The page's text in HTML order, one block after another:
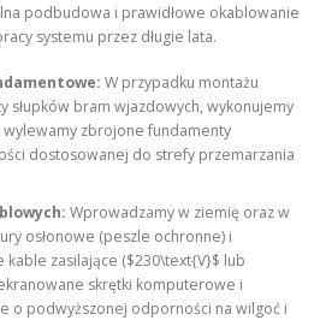
podbudowa i prawidłowe okablowanie
systemu przez długie lata.
W przypadku montażu
słupków bram wjazdowych, wykonujemy
zbrojone fundamenty
dostosowanej do strefy przemarzania
Wprowadzamy w ziemię oraz w
osłonowe (peszle ochronne) i
zasilające ($230\text{V}$ lub
skrętki komputerowe i
o podwyższonej odporności na wilgoć i